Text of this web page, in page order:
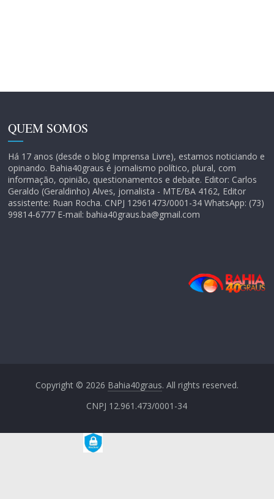
QUEM SOMOS
Há 17 anos (desde o blog Imprensa Livre), estamos noticiando e
opinando. Bahia40graus é jornalismo político, plural, com
informação, opinião, questionamentos e debate. Editor: Carlos
Geraldo (Geraldinho) Alves, jornalista - MTE/BA 4162, Editor
assistente: Ruan Rocha. CNPJ 12961473/0001-34 WhatsApp: (73)
99814-6777 E-mail: bahia40graus.ba@gmail.com
Copyright © 2026 Bahia40graus. All rights reserved.
CNPJ 12.961.473/0001-34